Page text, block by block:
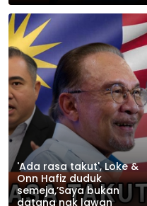
'Ada rasa takut', Loke &
Onn Hafiz duduk
semeja,’Saya bukan
datang nak lawan